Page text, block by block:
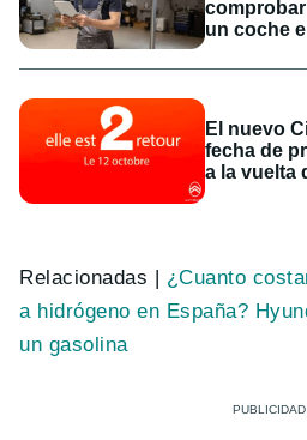
un coche
El nuevo
fecha de
a la vuelta
Relacionadas | ¿Cuanto
a hidrógeno en España?
un gasolina